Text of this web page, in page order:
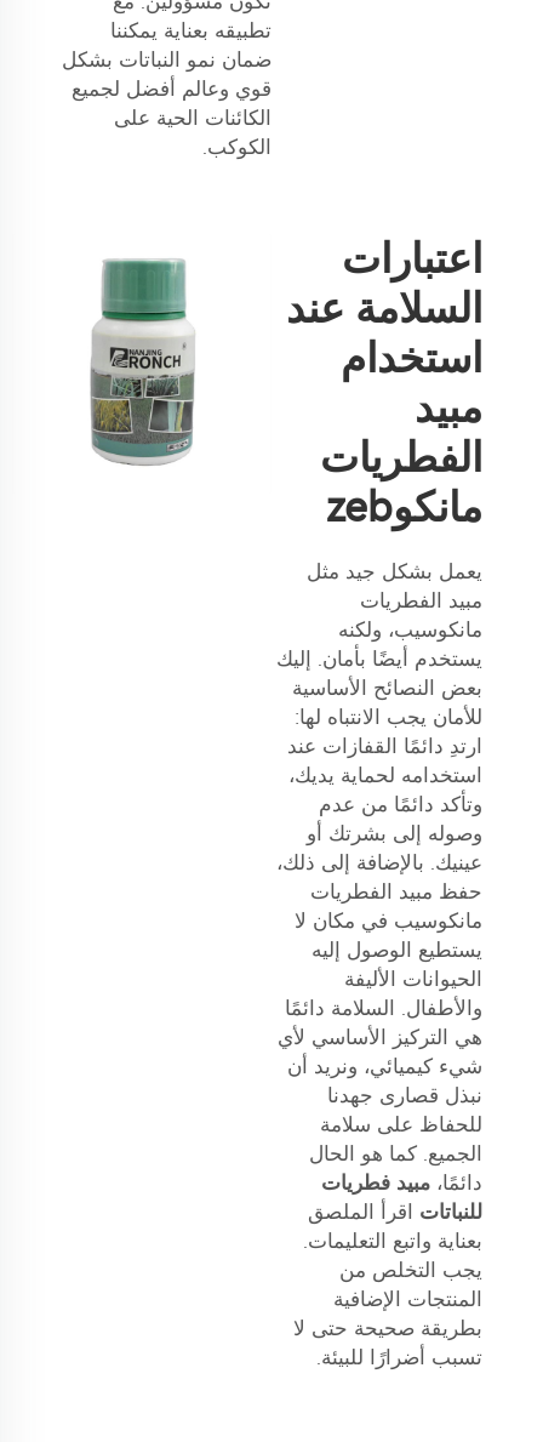
تطبيقه بعناية يمكننا
ضمان نمو النباتات بشكل
قوي وعالم أفضل لجميع
الكائنات الحية على
الكوكب.
اعتبارات
السلامة عند
استخدام
مبيد
الفطريات
مانكوzeb
يعمل بشكل جيد مثل
مبيد الفطريات
مانكوسيب، ولكنه
يستخدم أيضًا بأمان. إليك
بعض النصائح الأساسية
للأمان يجب الانتباه لها:
ارتدِ دائمًا القفازات عند
استخدامه لحماية يديك،
وتأكد دائمًا من عدم
وصوله إلى بشرتك أو
عينيك. بالإضافة إلى ذلك،
حفظ مبيد الفطريات
مانكوسيب في مكان لا
يستطيع الوصول إليه
الحيوانات الأليفة
والأطفال. السلامة دائمًا
هي التركيز الأساسي لأي
شيء كيميائي، ونريد أن
نبذل قصارى جهدنا
للحفاظ على سلامة
الجميع. كما هو الحال
دائمًا، مبيد فطريات
للنباتات اقرأ الملصق
بعناية واتبع التعليمات.
يجب التخلص من
المنتجات الإضافية
بطريقة صحيحة حتى لا
تسبب أضرارًا للبيئة.